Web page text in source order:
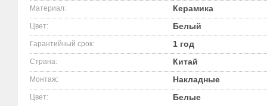
Материал: Керамика
Цвет: Белый
Гарантийный срок: 1 год
Страна: Китай
Монтаж: Накладные
Цвет: Белые